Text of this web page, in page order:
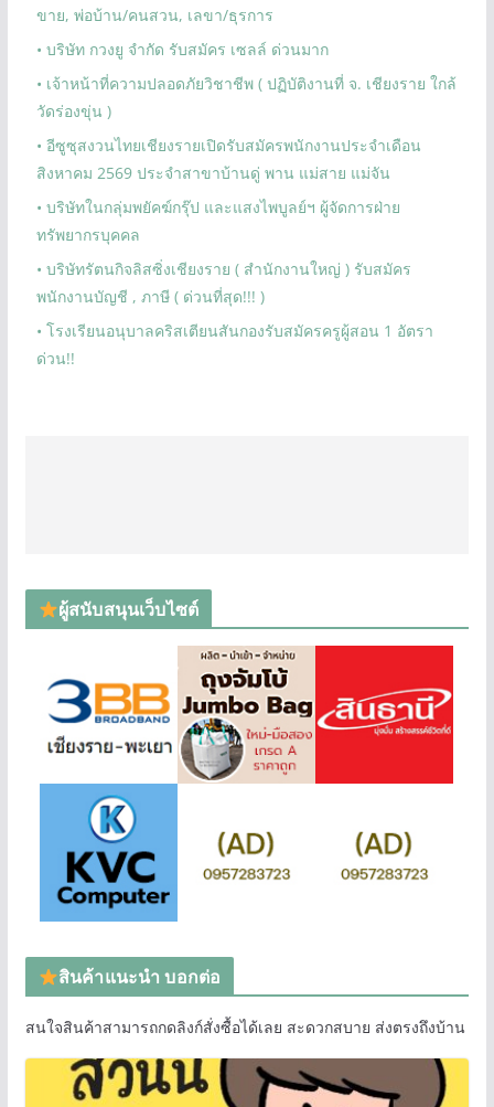
ขาย, พ่อบ้าน/คนสวน, เลขา/ธุรการ
• บริษัท กวงยู จำกัด รับสมัคร เซลล์ ด่วนมาก
• เจ้าหน้าที่ความปลอดภัยวิชาชีพ ( ปฏิบัติงานที่ จ. เชียงราย ใกล้
วัดร่องขุ่น )
• อีซูซุสงวนไทยเชียงรายเปิดรับสมัครพนักงานประจำเดือน
สิงหาคม 2569 ประจำสาขาบ้านดู่ พาน แม่สาย แม่จัน
• บริษัทในกลุ่มพยัคฆ์กรุ๊ป และแสงไพบูลย์ฯ ผู้จัดการฝ่าย
ทรัพยากรบุคคล
• บริษัทรัตนกิจลิสซิ่งเชียงราย ( สำนักงานใหญ่ ) รับสมัคร
พนักงานบัญชี , ภาษี ( ด่วนที่สุด!!! )
• โรงเรียนอนุบาลคริสเตียนสันกองรับสมัครครูผู้สอน 1 อัตรา
ด่วน!!
ผู้สนับสนุนเว็บไซต์
สินค้าแนะนำ บอกต่อ
สนใจสินค้าสามารถกดลิงก์สั่งซื้อได้เลย สะดวกสบาย ส่งตรงถึงบ้าน